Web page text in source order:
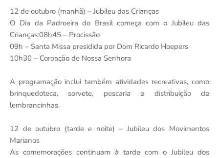
12 de outubro (manhã) – Jubileu das Crianças
O Dia da Padroeira do Brasil começa com o Jubileu das
Crianças:08h45 – Procissão
09h – Santa Missa presidida por Dom Ricardo Hoepers
10h30 – Coroação de Nossa Senhora
A programação inclui também atividades recreativas, como
brinquedoteca, sorvete, pescaria e distribuição de
lembrancinhas.
12 de outubro (tarde e noite) – Jubileu dos Movimentos
Marianos
As comemorações continuam à tarde com o Jubileu dos